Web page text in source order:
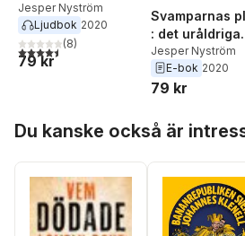
nätverket som
bryter ner och
bygger upp vår
värld
Jesper Nyström
Ljudbok 2020
4,5utav 5 stjärnor. Totalt antal röster:
(8)
79 kr
Svamparnas
: det uråldriga
nätverket som
bryter ner och
bygger upp vår
Jesper Nyström
E-bok 2020
79 kr
Du kanske också är